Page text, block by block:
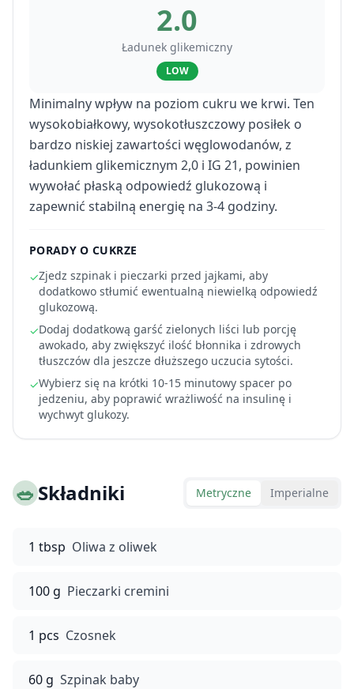
2.0
Ładunek glikemiczny
LOW
Minimalny wpływ na poziom cukru we krwi. Ten
wysokobiałkowy, wysokotłuszczowy posiłek o
bardzo niskiej zawartości węglowodanów, z
ładunkiem glikemicznym 2,0 i IG 21, powinien
wywołać płaską odpowiedź glukozową i
zapewnić stabilną energię na 3-4 godziny.
PORADY O CUKRZE
✓Zjedz szpinak i pieczarki przed jajkami, aby
dodatkowo stłumić ewentualną niewielką odpowiedź
glukozową.
✓Dodaj dodatkową garść zielonych liści lub porcję
awokado, aby zwiększyć ilość błonnika i zdrowych
tłuszczów dla jeszcze dłuższego uczucia sytości.
✓Wybierz się na krótki 10-15 minutowy spacer po
jedzeniu, aby poprawić wrażliwość na insulinę i
wychwyt glukozy.
🥗Składniki Metryczne Imperialne
1 tbsp Oliwa z oliwek
100 g Pieczarki cremini
1 pcs Czosnek
60 g Szpinak baby